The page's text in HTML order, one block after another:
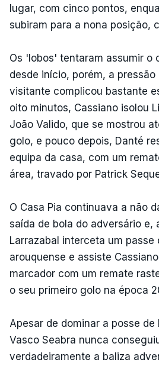
lugar, com cinco pontos,
subiram para a nona posição,
Os 'lobos' tentaram assumir o
desde início, porém, a
visitante complicou bastante
oito minutos, Cassiano isolou
João Valido, que se mostrou
golo, e pouco depois, Danté
equipa da casa, com um
área, travado por Patrick
O Casa Pia continuava a não
saída de bola do adversário e,
Larrazabal interceta um passe
arouquense e assiste
marcador com um remate
o seu primeiro golo na época
Apesar de dominar a posse de
Vasco Seabra nunca
verdadeiramente a baliza